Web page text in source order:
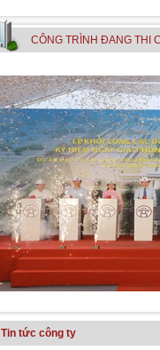
CÔNG TRÌNH ÐANG THI
Tin tức công ty